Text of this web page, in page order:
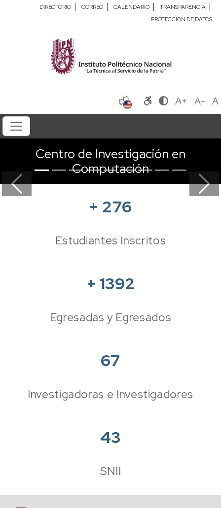
DIRECTORIO | CORREO | CALENDARIO | TRANSPARENCIA |
PROTECCIÓN DE DATOS
A+ A- A
Centro de Investigación en
Computación
Previous Next
+ 276
Estudiantes Inscritos
+ 1392
Egresadas y Egresados
67
Investigadoras e Investigadores
43
SNII